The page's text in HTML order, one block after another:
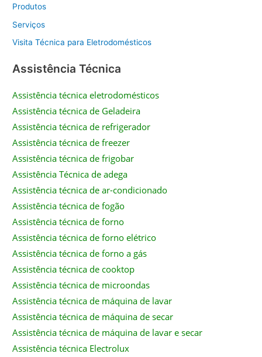
Produtos
Serviços
Visita Técnica para Eletrodomésticos
Assistência Técnica
Assistência técnica eletrodomésticos
Assistência técnica de Geladeira
Assistência técnica de refrigerador
Assistência técnica de freezer
Assistência técnica de frigobar
Assistência Técnica de adega
Assistência técnica de ar-condicionado
Assistência técnica de fogão
Assistência técnica de forno
Assistência técnica de forno elétrico
Assistência técnica de forno a gás
Assistência técnica de cooktop
Assistência técnica de microondas
Assistência técnica de máquina de lavar
Assistência técnica de máquina de secar
Assistência técnica de máquina de lavar e secar
Assistência técnica Electrolux